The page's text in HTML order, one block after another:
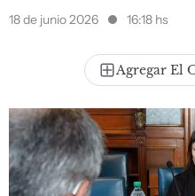
18 de junio 2026 16:18 hs
Agregar El